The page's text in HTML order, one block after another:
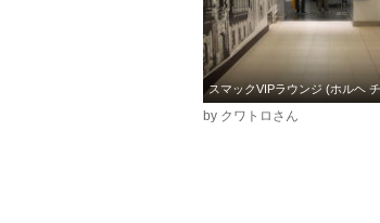
by クワトロさん